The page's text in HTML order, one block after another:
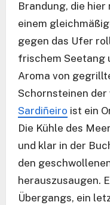
Brandung, die
einem
gegen das Ufer
frischem Seetang
Aroma von
Schornsteinen der
Sardiñeiro ist ein
Die Kühle des
und klar in der
den
herauszusaugen.
Übergangs, ein